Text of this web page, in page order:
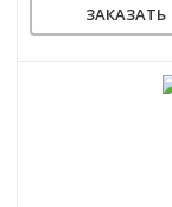
ЗАКАЗАТЬ